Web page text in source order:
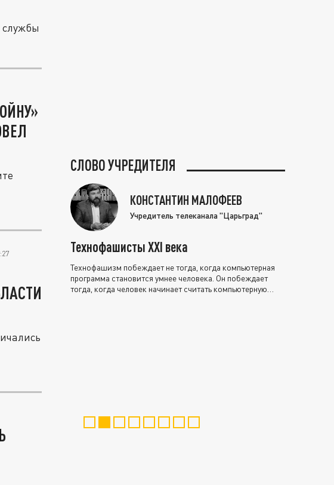
службы
СЛОВО УЧРЕДИТЕЛЯ
КОНСТАНТИН МАЛОФЕЕВ
Учредитель телеканала "Царьград"
Технофашисты XXI века
Технофашизм побеждает не тогда, когда компьютерная
программа становится умнее человека. Он побеждает
тогда, когда человек начинает считать компьютерную